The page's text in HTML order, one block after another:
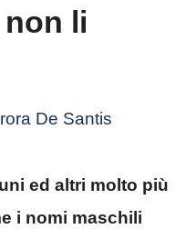
li
De Santis
ed altri molto più
i nomi maschili